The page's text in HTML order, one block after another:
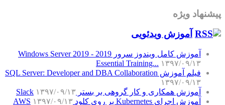
پیشنهاد ویژه
آموزش‌ ویدئویی
آموزش کامل ویندوز سرور 2019 - Windows Server 2019
Essential Training... ۱۳۹۷/۰۹/۱۳
فیلم آموزش SQL Server: Developer and DBA Collaboration
۱۳۹۷/۰۹/۱۳
آموزش همکاری و کار گروهی بر بستر Slack ۱۳۹۷/۰۹/۱۳
آموزش اجرای Kubernetes بر روی کلود AWS
۱۳۹۷/۰۹/۱۳